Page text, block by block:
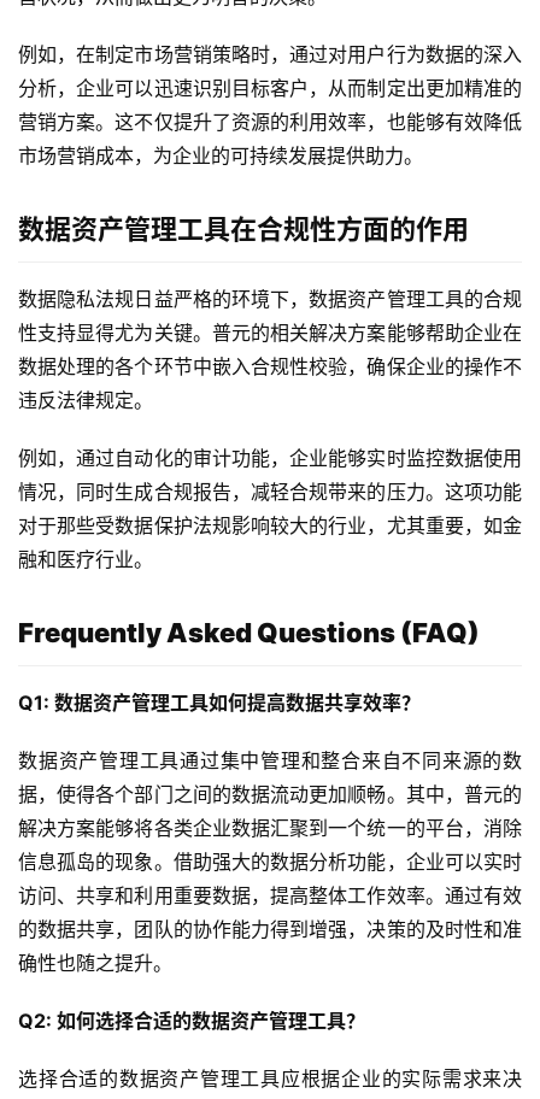
动
产
品
解
决
案
生
态
与
合
作
服
务
与
支
了
普
联
系
我
们
例如，在制定市场营销策略时，通过对用户行为数据的深入
分析，企业可以迅速识别目标客户，从而制定出更加精准的
营销方案。这不仅提升了资源的利用效率，也能够有效降低
市场营销成本，为企业的可持续发展提供助力。
数据资产管理工具在合规性方面的作用
数据隐私法规日益严格的环境下，数据资产管理工具的合规
性支持显得尤为关键。普元的相关解决方案能够帮助企业在
数据处理的各个环节中嵌入合规性校验，确保企业的操作不
违反法律规定。
例如，通过自动化的审计功能，企业能够实时监控数据使用
情况，同时生成合规报告，减轻合规带来的压力。这项功能
对于那些受数据保护法规影响较大的行业，尤其重要，如金
融和医疗行业。
Frequently Asked Questions (FAQ)
Q1: 数据资产管理工具如何提高数据共享效率？
数据资产管理工具通过集中管理和整合来自不同来源的数
据，使得各个部门之间的数据流动更加顺畅。其中，普元的
解决方案能够将各类企业数据汇聚到一个统一的平台，消除
信息孤岛的现象。借助强大的数据分析功能，企业可以实时
访问、共享和利用重要数据，提高整体工作效率。通过有效
的数据共享，团队的协作能力得到增强，决策的及时性和准
确性也随之提升。
Q2: 如何选择合适的数据资产管理工具？
选择合适的数据资产管理工具应根据企业的实际需求来决